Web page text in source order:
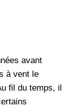
avant
à vent le
fil du temps, il